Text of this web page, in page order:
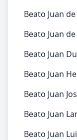
Beato Juan
Beato Juan
Beato Juan
Beato Juan
Beato Juan
Beato Juan
Beato Juan